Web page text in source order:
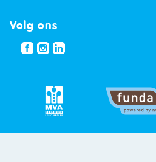
Volg ons